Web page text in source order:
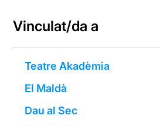
Vinculat/da a
Teatre Akadèmia
El Maldà
Dau al Sec